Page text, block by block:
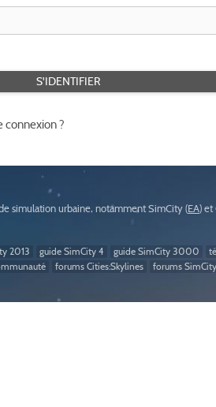
connexion ?
simulation urbaine, notamment SimCity (EA) et
2013 guide SimCity 4 guide SimCity 3000
forums Cities:Skylines forums